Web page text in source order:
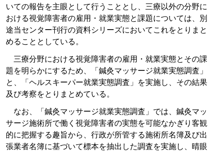
いての報告を主眼として行うこととし、三療以外の分野に
おける視覚障害者の雇用・就業実態と課題については、別
途当センター刊行の資料シリーズにおいてこれをとりまと
めることとしている。
三療分野における視覚障害者の雇用・就業実態とその課
題を明らかにするため、「鍼灸マッサージ就業実態調査」
と、「ヘルスキーパー就業実態調査」を実施し、その結果
及び考察をとりまとめている。
なお、「鍼灸マッサージ就業実態調査」では、鍼灸マッ
サージ施術所で働く視覚障害者の実態を可能なかぎり客観
的に把握する趣旨から、行政が所管する施術所名簿及び出
張業者名簿に基づいて標本を抽出した調査を実施し、晴眼